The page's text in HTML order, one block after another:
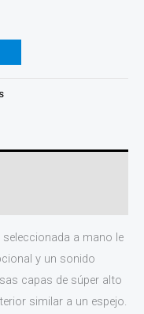
seleccionada a mano le
y un sonido
capas de súper alto
similar a un espejo.